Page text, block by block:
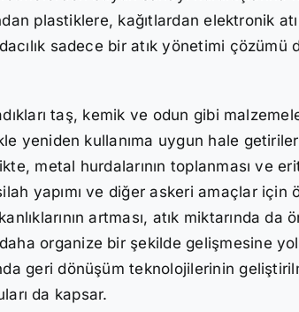
plastiklere, kağıtlardan elektronik
sadece bir atık yönetimi çözümü
taş, kemik ve odun gibi
yeniden kullanıma uygun hale
metal hurdalarının toplanması ve
yapımı ve diğer askeri amaçlar için
artması, atık miktarında da
organize bir şekilde gelişmesine yol
geri dönüşüm teknolojilerinin
da kapsar.